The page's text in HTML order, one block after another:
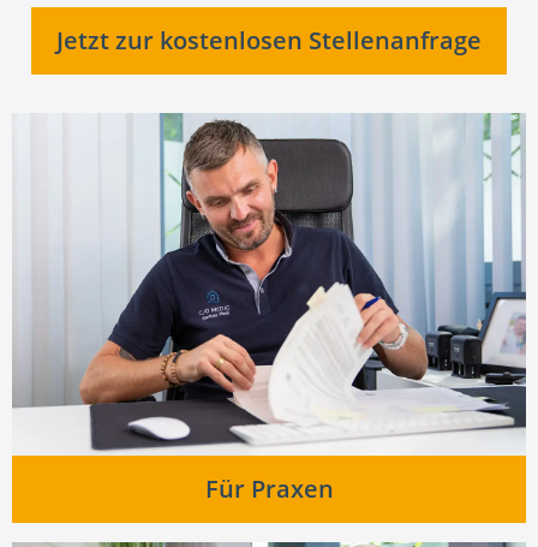
Jetzt zur kostenlosen Stellenanfrage
Für Praxen